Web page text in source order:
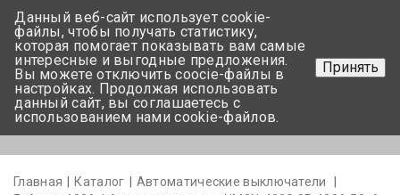
+375 17-350-99-56
+375 44-752-82-08
Задать вопрос
Главная Каталог
Автоматические выключатели
Данный веб-сайт использует cookie-
файлы, чтобы получать статистику,
которая помогает показывать вам самые
интересные и выгодные предложения.
Вы можете отключить coocie-файлы в
настройках. Продолжая использовать
данный сайт, вы соглашаетесь с
использованием нами cookie-файлов.
Принять